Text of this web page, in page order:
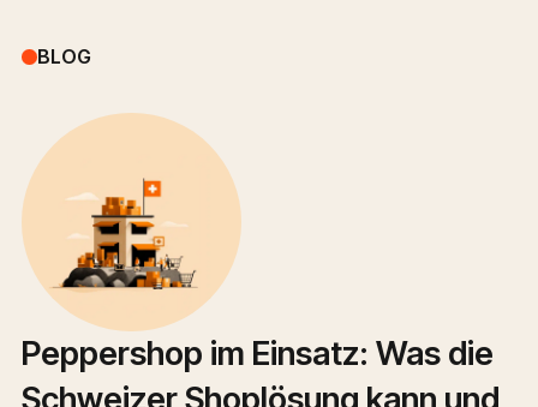
BLOG
Peppershop im Einsatz: Was die